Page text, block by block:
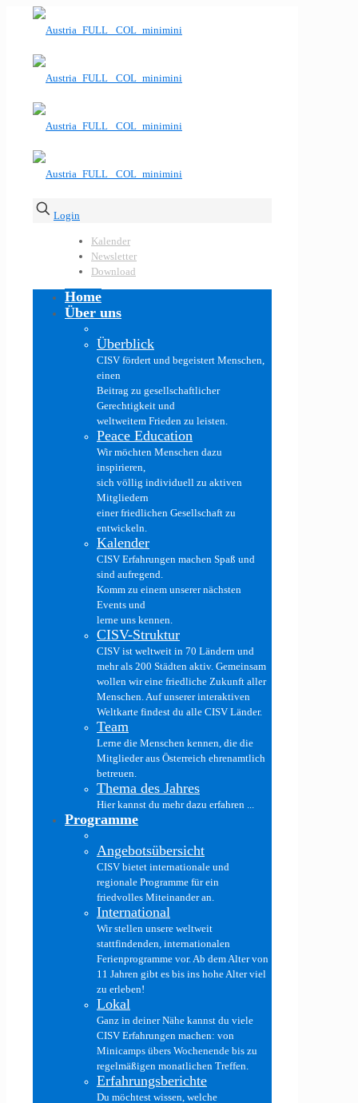
Login
Kalender
Newsletter
Download
Home
Über uns
Überblick
CISV fördert und begeistert Menschen,
einen
Beitrag zu gesellschaftlicher
Gerechtigkeit und
weltweitem Frieden zu leisten.
Peace Education
Wir möchten Menschen dazu
inspirieren,
sich völlig individuell zu aktiven
Mitgliedern
einer friedlichen Gesellschaft zu
entwickeln.
Kalender
CISV Erfahrungen machen Spaß und
sind aufregend.
Komm zu einem unserer nächsten
Events und
lerne uns kennen.
CISV-Struktur
CISV ist weltweit in 70 Ländern und
mehr als 200 Städten aktiv. Gemeinsam
wollen wir eine friedliche Zukunft aller
Menschen. Auf unserer interaktiven
Weltkarte findest du alle CISV Länder.
Team
Lerne die Menschen kennen, die die
Mitglieder aus Österreich ehrenamtlich
betreuen.
Thema des Jahres
Hier kannst du mehr dazu erfahren ...
Programme
Angebotsübersicht
CISV bietet internationale und
regionale Programme für ein
friedvolles Miteinander an.
International
Wir stellen unsere weltweit
stattfindenden, internationalen
Ferienprogramme vor. Ab dem Alter von
11 Jahren gibt es bis ins hohe Alter viel
zu erleben!
Lokal
Ganz in deiner Nähe kannst du viele
CISV Erfahrungen machen: von
Minicamps übers Wochenende bis zu
regelmäßigen monatlichen Treffen.
Erfahrungsberichte
Du möchtest wissen, welche